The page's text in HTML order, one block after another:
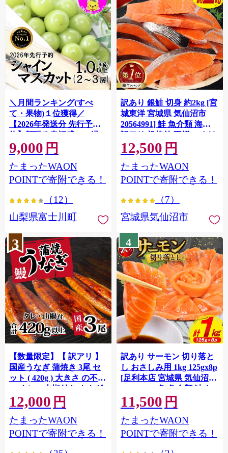
＼月間ランキング(すべ
て・果物)１位獲得／
【2026年発送分 先行予
約】頬張る幸福感 〜緑の
宝石・ シャインマスカッ
ト 〜 １ｋｇ以上（２〜３
房） フルーツ 山梨県産 果
物 くだもの シャイン マス
大粒 種なし 先行予約 富士
円 九千円
9,000 円
たまったWAON
POINTで寄附できる！
（12）
山梨県富士川町
訳あり 銀鮭 切身 約2kg [宮
城東洋 宮城県 気仙沼市
20564991] 鮭 魚介類 海鮮
訳アリ 規格外 不揃い さけ
サケ 鮭切身 シャケ 切り身
冷凍 家庭用 おかず 弁当 支
援 サーモン 銀鮭切り身 魚
わけあり
12,500 円
たまったWAON
POINTで寄附できる！
（7）
宮城県気仙沼市
3
【数量限定】【 訳アリ 】
国産うなぎ 蒲焼き 3尾 セ
ット ( 420g ) 大きさ の不揃
い タレ・山椒付き ウナギ
鰻 ふぞろい 不揃い うな重
ひつまぶし 人気 茨城 八千
代町 ふるさと納税 冷凍
[SF951ya]
12,000 円
たまったWAON
POINTで寄附できる！
4
訳あり サーモン 切り落と
し おさしみ用 1kg 125gx8p
[足利本店 宮城県 気仙沼市
20564313] 魚 魚介類 鮭 お
刺し身 刺し身 刺身 生 生食
個包装 チリ銀鮭 銀鮭 海鮮
海鮮丼 魚介
11,500 円
たまったWAON
POINTで寄附できる！